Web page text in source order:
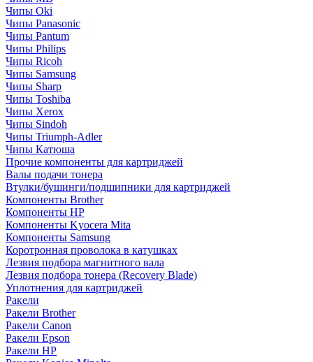
Чипы Oki
Чипы Panasonic
Чипы Pantum
Чипы Philips
Чипы Ricoh
Чипы Samsung
Чипы Sharp
Чипы Toshiba
Чипы Xerox
Чипы Sindoh
Чипы Triumph-Adler
Чипы Катюша
Прочие компоненты для картриджей
Валы подачи тонера
Втулки/бушинги/подшипники для картриджей
Компоненты Brother
Компоненты HP
Компоненты Kyocera Mita
Компоненты Samsung
Коротронная проволока в катушках
Лезвия подбора магнитного вала
Лезвия подбора тонера (Recovery Blade)
Уплотнения для картриджей
Ракели
Ракели Brother
Ракели Canon
Ракели Epson
Ракели HP